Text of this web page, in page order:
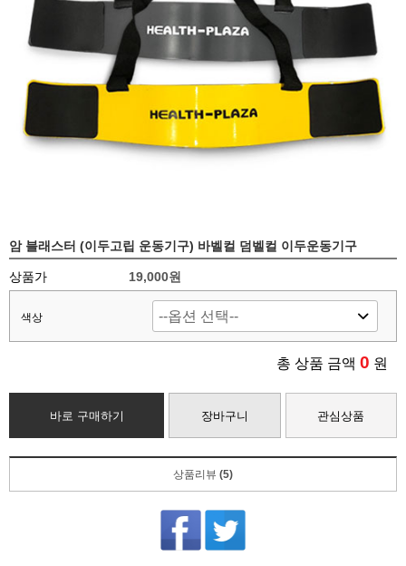
암 블래스터 (이두고립 운동기구) 바벨컬 덤벨컬 이두운동기구
상품가 19,000원
색상
총 상품 금액 0 원
바로 구매하기 장바구니 관심상품
상품리뷰 (5)